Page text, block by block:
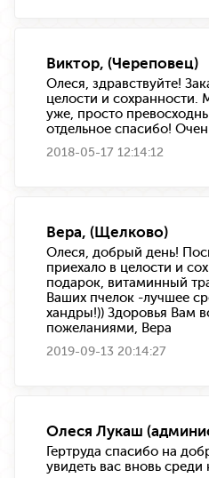
Виктор, (Череповец)
Олеся, здравствуйте!
целости и сохранности.
уже, просто
отдельное спасибо!
2018-05-17 12:14:12
Вера, (Щелково)
Олеся, добрый день!
приехало в целости и
подарок, витаминный
Ваших пчелок -лучшее
хандры!)) Здоровья Вам
пожеланиями, Вера
2019-09-13 20:14:27
Олеся Лукаш
Гертруда спасибо на
увидеть вас вновь